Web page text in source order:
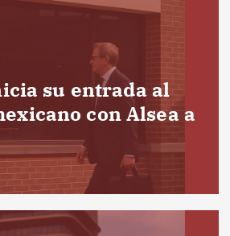
su entrada al
con Alsea a